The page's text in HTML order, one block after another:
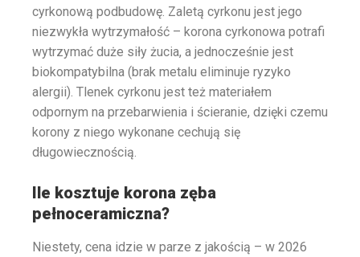
cyrkonową podbudowę. Zaletą cyrkonu jest jego
niezwykła wytrzymałość – korona cyrkonowa potrafi
wytrzymać duże siły żucia, a jednocześnie jest
biokompatybilna (brak metalu eliminuje ryzyko
alergii)​. Tlenek cyrkonu jest też materiałem
odpornym na przebarwienia i ścieranie, dzięki czemu
korony z niego wykonane cechują się
długowiecznością.
Ile kosztuje korona zęba
pełnoceramiczna?
Niestety, cena idzie w parze z jakością – w 2026